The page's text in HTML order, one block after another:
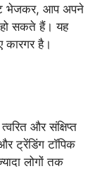
भेजकर, आप अपने
हो सकते हैं। यह
कारगर है।
और संक्षिप्त
ट्रेंडिंग टॉपिक
लोगों तक